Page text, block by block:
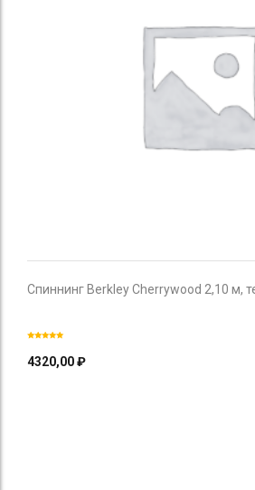
Спиннинг Berkley Cherrywood 2,10 м,
4320,00₽